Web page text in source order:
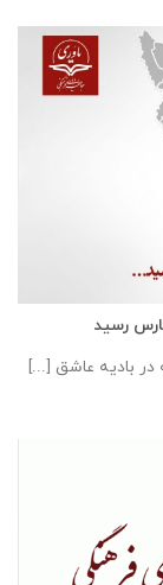
بادیه عاشق [...]